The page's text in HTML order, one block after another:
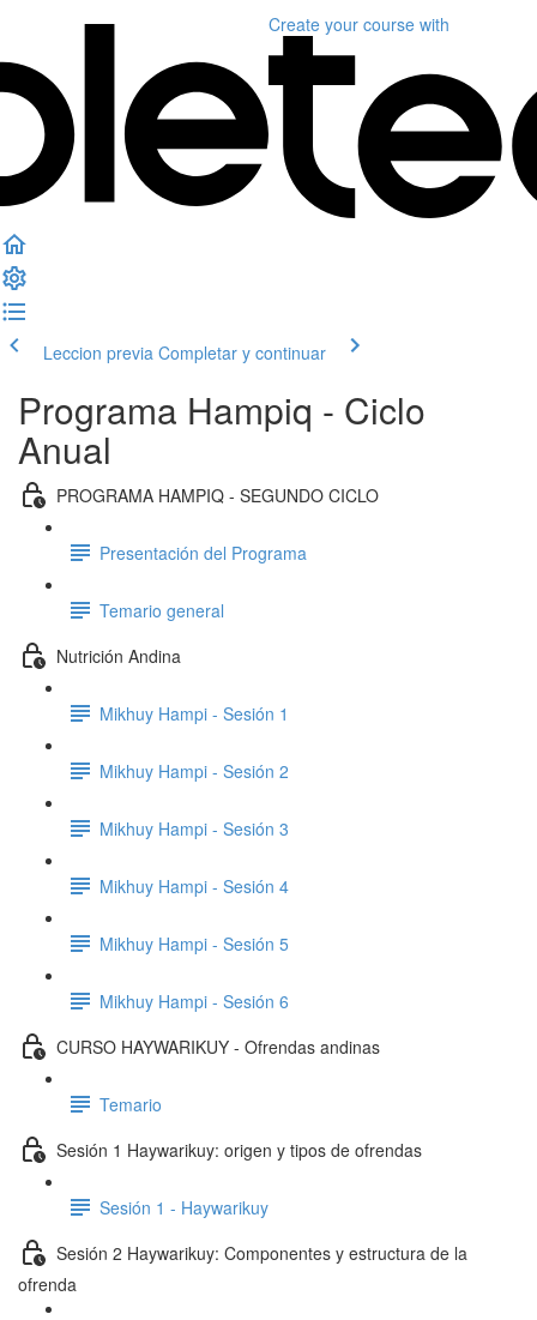
Create your course with
Leccion previa Completar y continuar
Programa Hampiq - Ciclo
Anual
PROGRAMA HAMPIQ - SEGUNDO CICLO
Presentación del Programa
Temario general
Nutrición Andina
Mikhuy Hampi - Sesión 1
Mikhuy Hampi - Sesión 2
Mikhuy Hampi - Sesión 3
Mikhuy Hampi - Sesión 4
Mikhuy Hampi - Sesión 5
Mikhuy Hampi - Sesión 6
CURSO HAYWARIKUY - Ofrendas andinas
Temario
Sesión 1 Haywarikuy: origen y tipos de ofrendas
Sesión 1 - Haywarikuy
Sesión 2 Haywarikuy: Componentes y estructura de la
ofrenda